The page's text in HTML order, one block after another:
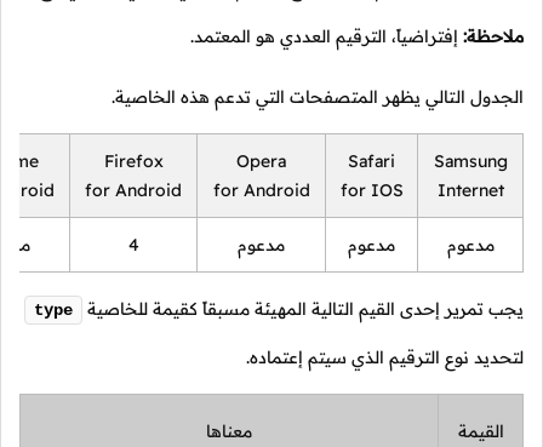
ملاحظة: إفتراضياً، الترقيم العددي هو المعتمد.
الجدول التالي يظهر المتصفحات التي تدعم هذه الخاصية.
Firefox
for Android
Opera
for Android
Safari
for IOS
Samsung
Internet
4 مدعوم مدعوم مدعوم
يجب تمرير إحدى القيم التالية المهيئة مسبقاً كقيمة للخاصية type
لتحديد نوع الترقيم الذي سيتم إعتماده.
القيمة معناها